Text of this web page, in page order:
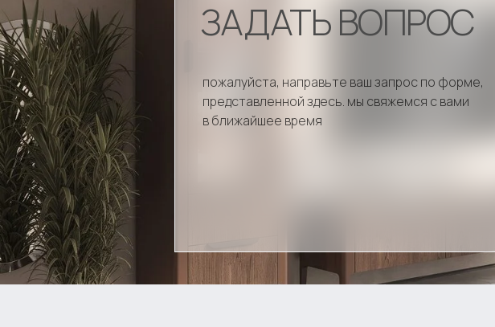
пожалуйста, направьте ваш запрос по форме,
представленной здесь. мы свяжемся с вами
в ближайшее время
ЗАДАТЬ ВОПРОС